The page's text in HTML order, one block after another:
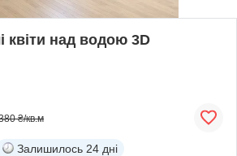
квіти над водою 3D
₴/кв.м
Залишилось 24 дні